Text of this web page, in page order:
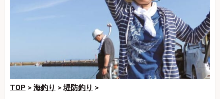
TOP > 海釣り >堤防釣り >